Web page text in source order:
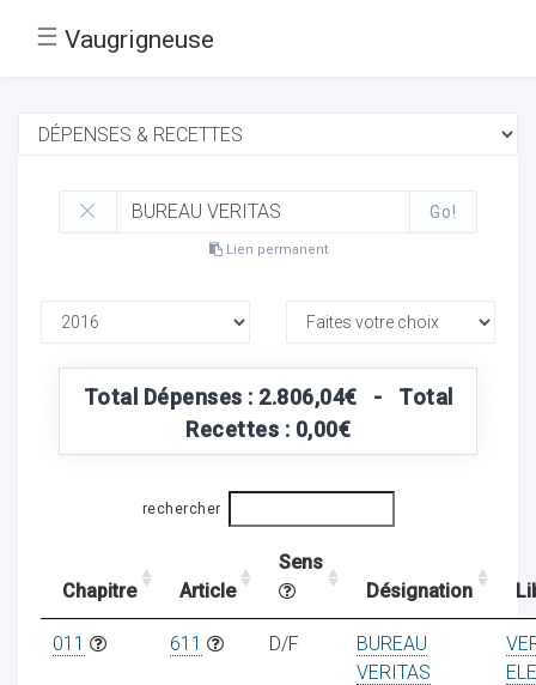
☰ Vaugrigneuse
Go!
Lien permanent
Total Dépenses : 2.806,04€ - Total
Recettes : 0,00€
rechercher
Chapitre Article
Sens
Désignation
011 611 D/F
BUREAU
VERITAS